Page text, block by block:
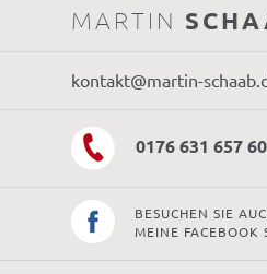
MARTIN
kontakt@martin-
0176 631 657 60
BESUCHEN SIE
MEINE FACEBOOK